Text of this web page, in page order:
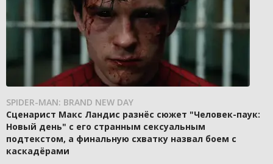
SPIDER-MAN: BRAND NEW DAY
Сценарист Макс Ландис разнёс сюжет "Человек-паук:
Новый день" с его странным сексуальным
подтекстом, а финальную схватку назвал боем с
каскадёрами